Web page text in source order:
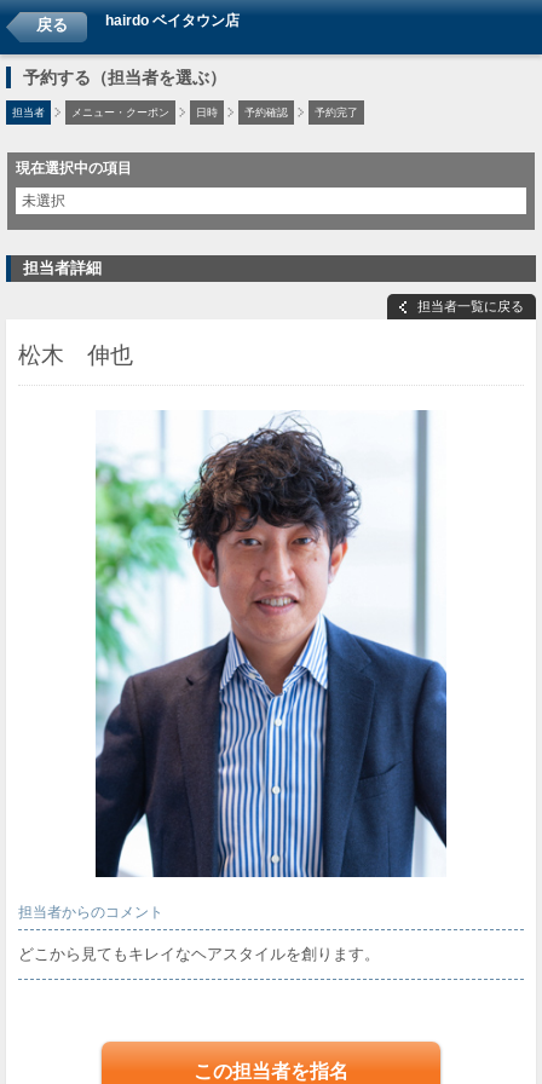
戻る hairdo ベイタウン店
予約する（担当者を選ぶ）
担当者 メニュー・クーポン 日時 予約確認 予約完了
現在選択中の項目
未選択
担当者詳細
担当者一覧に戻る
松木 伸也
担当者からのコメント
どこから見てもキレイなヘアスタイルを創ります。
この担当者を指名